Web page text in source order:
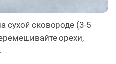
сухой сковороде (3-5
орехи,